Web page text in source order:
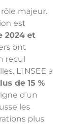
majeur.
est
2024 et
ont
recul
L’INSEE a
de 15 %
d’un
les
plus